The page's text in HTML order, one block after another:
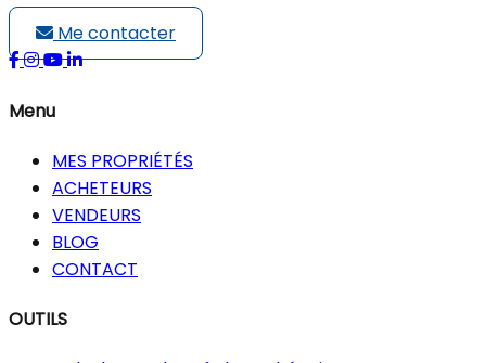
Me contacter
Menu
MES PROPRIÉTÉS
ACHETEURS
VENDEURS
BLOG
CONTACT
OUTILS